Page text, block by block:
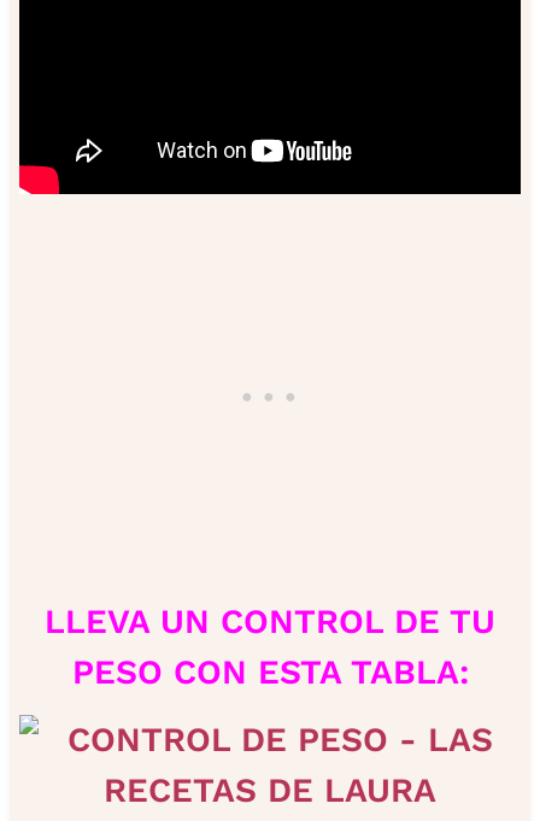
LLEVA UN CONTROL DE TU
PESO CON ESTA TABLA: